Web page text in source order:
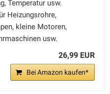
Temperatur usw.
Heizungsrohre,
kleine Motoren,
usw.
26,99 EUR
Bei Amazon kaufen*